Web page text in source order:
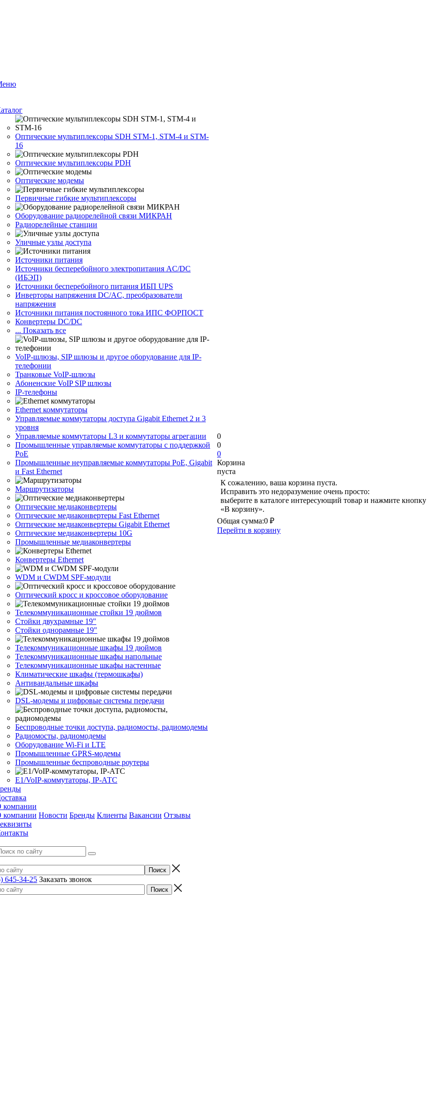
Оптические мультиплексоры SDH STM-1, STM-4 и STM-
16
Оптические мультиплексоры PDH
Оптические модемы
Первичные гибкие мультиплексоры
Оборудование радиорелейной связи МИКРАН
Радиорелейные станции
Уличные узлы доступа
Источники питания
Источники бесперебойного электропитания AC/DC
(ИБЭП)
Источники бесперебойного питания ИБП UPS
Инверторы напряжения DC/AC, преобразователи
напряжения
Источники питания постоянного тока ИПС ФОРПОСТ
Конвертеры DC/DC
... Показать все
VoIP-шлюзы, SIP шлюзы и другое оборудование для IP-
телефонии
Транковые VoIP-шлюзы
Абоненские VoIP SIP шлюзы
IP-телефоны
Ethernet коммутаторы
Управляемые коммутаторы доступа Gigabit Ethernet 2 и 3
уровня
Управляемые коммутаторы L3 и коммутаторы агрегации
Промышленные управляемые коммутаторы с поддержкой
PoE
Промышленные неуправляемые коммутаторы PoE, Gigabit
и Fast Ethernet
Маршрутизаторы
Оптические медиаконвертеры
Оптические медиаконвертеры Fast Ethernet
Оптические медиаконвертеры Gigabit Ethernet
Оптические медиаконвертеры 10G
Промышленные медиаконвертеры
Конвертеры Ethernet
WDM и CWDM SPF-модули
Оптический кросс и кроссовое оборудование
Телекоммуникационные стойки 19 дюймов
Стойки двухрамные 19"
Стойки однорамные 19"
Телекоммуникационные шкафы 19 дюймов
Телекоммуникационные шкафы напольные
Телекоммуникационные шкафы настенные
Климатические шкафы (термошкафы)
Антивандальные шкафы
DSL-модемы и цифровые системы передачи
Беспроводные точки доступа, радиомосты, радиомодемы
Радиомосты, радиомодемы
Оборудование Wi-Fi и LTE
Промышленные GPRS-модемы
Промышленные беспроводные роутеры
Е1/VoIP-коммутаторы, IP-АТС
компании
компании Новости Бренды Клиенты Вакансии Отзывы
645-34-25 Заказать звонок
0
0
0
Корзина
пуста
К сожалению, ваша корзина пуста.
Исправить это недоразумение очень просто:
выберите в каталоге интересующий товар и нажмите кнопку
«В корзину».
Общая сумма:0 ₽
Перейти в корзину